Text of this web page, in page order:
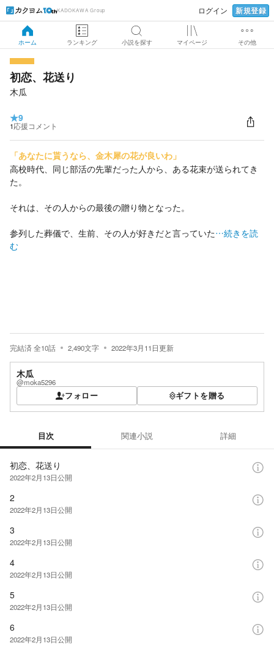
KADOKAWA Group ログイン 新規登録
ホーム ランキング 小説を探す マイページ その他
初恋、花送り
木瓜
★9
1応援コメント
「あなたに貰うなら、金木犀の花が良いわ」
高校時代、同じ部活の先輩だった人から、ある花束が送られてき
た。
それは、その人からの最後の贈り物となった。
参列した葬儀で、生前、その人が好きだと言っていた…続きを読
む
完結済全10話 2,490文字 2022年3月11日更新
木瓜
@moka5296
フォロー ギフトを贈る
目次 関連小説 詳細
初恋、花送り
2022年2月13日公開
2
2022年2月13日公開
3
2022年2月13日公開
4
2022年2月13日公開
5
2022年2月13日公開
6
2022年2月13日公開